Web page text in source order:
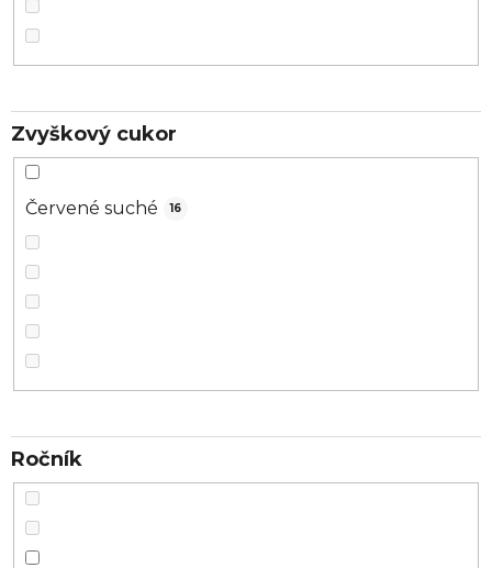
Zvyškový cukor
Červené suché 16
Ročník